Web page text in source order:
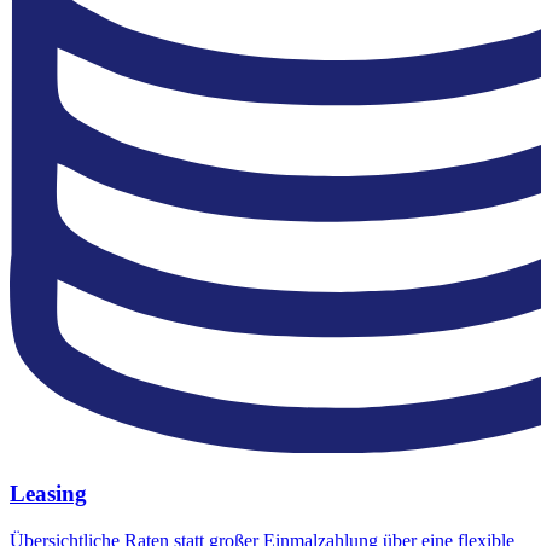
Leasing
Übersichtliche Raten statt großer Einmalzahlung über eine flexible